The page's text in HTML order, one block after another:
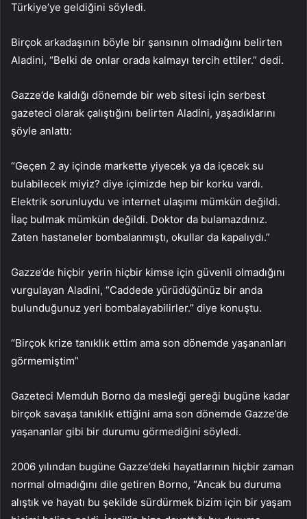
Türkiye’ye geldiğini söyledi.
Birçok arkadaşının böyle bir şansının olmadığını belirten
Aladini, “Belki de onlar orada kalmayı tercih ettiler.” dedi.
Gazze’de kaldığı dönemde bir web sitesi için serbest
gazeteci olarak çalıştığını belirten Aladini, yaşadıklarını
şöyle anlattı:
“Geçen 2 ay içinde markette yiyecek ya da içecek su
bulabilecek miyiz? diye içimizde hep bir korku vardı.
Elektrik sorunluydu ve internet ulaşımı mümkün değildi.
İlaç bulmak mümkün değildi. Doktor da bulamazdınız.
Zaten hastaneler bombalanmıştı, okullar da kapalıydı.”
Gazze’de hiçbir yerin hiçbir kimse için güvenli olmadığını
vurgulayan Aladini, “Caddede yürüdüğünüz bir anda
bulunduğunuz yeri bombalayabilirler.” diye konuştu.
“Birçok krize tanıklık ettim ama son dönemde yaşananları
görmemiştim”
Gazeteci Memduh Borno da mesleği gereği bugüne kadar
birçok savaşa tanıklık ettiğini ama son dönemde Gazze’de
yaşananlar gibi bir durumu görmediğini söyledi.
2006 yılından bugüne Gazze’deki hayatlarının hiçbir zaman
normal olmadığını dile getiren Borno, “Ancak bu duruma
alıştık ve hayatı bu şekilde sürdürmek bizim için bir yaşam